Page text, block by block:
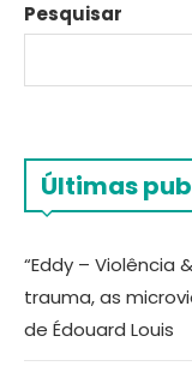
Pesquisar
Últimas
“Eddy – Violência
trauma, as
de Édouard Louis